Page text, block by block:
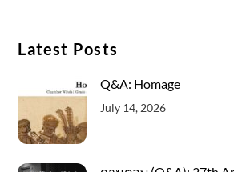
Latest Posts
Q&A: Homage
July 14, 2026